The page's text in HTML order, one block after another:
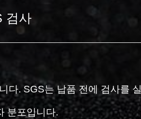
검사
다. SGS는 납품 전에 검사를
분포입니다.